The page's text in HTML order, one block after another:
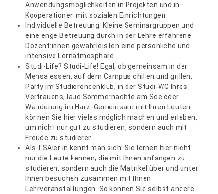
Anwendungsmöglichkeiten in Projekten und in
Kooperationen mit sozialen Einrichtungen.
Individuelle Betreuung: Kleine Seminargruppen und
eine enge Betreuung durch in der Lehre erfahrene
Dozent:innen gewährleisten eine persönliche und
intensive Lernatmosphäre.
Studi-Life? Studi-Life! Egal, ob gemeinsam in der
Mensa essen, auf dem Campus chillen und grillen,
Party im Studierendenklub, in der Studi-WG Ihres
Vertrauens, laue Sommernächte am See oder
Wanderung im Harz: Gemeinsam mit Ihren Leuten
können Sie hier vieles möglich machen und erleben,
um nicht nur gut zu studieren, sondern auch mit
Freude zu studieren.
Als TSAler:in kennt man sich: Sie lernen hier nicht
nur die Leute kennen, die mit Ihnen anfangen zu
studieren, sondern auch die Matrikel über und unter
Ihnen besuchen zusammen mit Ihnen
Lehrveranstaltungen. So können Sie selbst andere